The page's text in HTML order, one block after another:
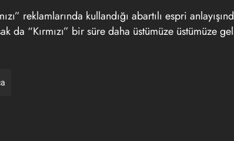
reklamlarında kullandığı abartılı espri
da “Kırmızı” bir süre daha üstümüze üstümüze